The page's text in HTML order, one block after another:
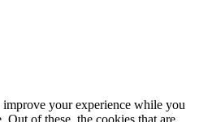
your experience while you
Out of these, the cookies that are